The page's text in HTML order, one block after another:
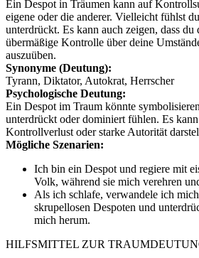
Ein Despot in Träumen kann auf
eigene oder die anderer. Vielleicht fühlst
unterdrückt. Es kann auch zeigen, dass du
übermäßige Kontrolle über deine
auszuüben.
Synonyme (Deutung):
Tyrann, Diktator, Autokrat, Herrscher
Psychologische Deutung:
Ein Despot im Traum könnte
unterdrückt oder dominiert fühlen. Es
Kontrollverlust oder starke Autorität
Mögliche Szenarien:
Ich bin ein Despot und regiere mit
Volk, während sie mich verehren
Als ich schlafe, verwandele ich
skrupellosen Despoten und
mich herum.
HILFSMITTEL ZUR